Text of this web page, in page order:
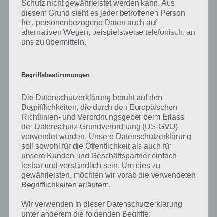
Abschließend haben wir hier noch den Trailer zu Crazy Taxi City
Rush, welcher euch einen guten Einblick in der Spiele App bringen
dürfte.
Schutz nicht gewährleistet werden kann. Aus
diesem Grund steht es jeder betroffenen Person
frei, personenbezogene Daten auch auf
alternativen Wegen, beispielsweise telefonisch, an
uns zu übermitteln.
Begriffsbestimmungen
Die Datenschutzerklärung beruht auf den
Begrifflichkeiten, die durch den Europäischen
Richtlinien- und Verordnungsgeber beim Erlass
der Datenschutz-Grundverordnung (DS-GVO)
verwendet wurden. Unsere Datenschutzerklärung
soll sowohl für die Öffentlichkeit als auch für
unsere Kunden und Geschäftspartner einfach
lesbar und verständlich sein. Um dies zu
gewährleisten, möchten wir vorab die verwendeten
Begrifflichkeiten erläutern.
Wir verwenden in dieser Datenschutzerklärung
unter anderem die folgenden Begriffe: